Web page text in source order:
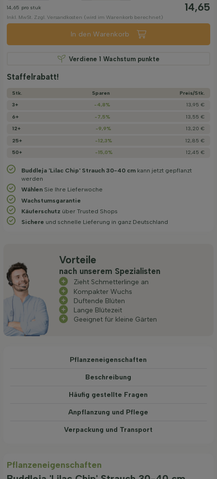
14,65 pro stuk 14,65
Inkl. MwSt. Zzgl. Versandkosten (wird im Warenkorb berechnet)
In den Warenkorb
Verdiene 1 Wachstum punkte
Staffelrabatt!
Stk. Sparen
Preis/­Stk.
3+
-4,8%
13,95 €
6+
-7,5%
13,55 €
12+
-9,9%
13,20 €
25+
-12,3%
12,85 €
50+
-15,0% 12,45 €
Buddleja 'Lilac Chip' Strauch 30-40 cm kann jetzt gepflanzt
werden
Wählen Sie Ihre Lieferwoche
Wachstums­garantie
Käuferschutz über Trusted Shops
Sichere und schnelle Lieferung in ganz Deutschland
Vorteile
nach unserem Spezialisten
Zieht Schmetterlinge an
Kompakter Wuchs
Duftende Blüten
Lange Blütezeit
Geeignet für kleine Gärten
Pflanzeneigenschaften
Beschreibung
Häufig gestellte Fragen
Anpflanzung und Pflege
Verpackung und Transport
Pflanzeneigenschaften